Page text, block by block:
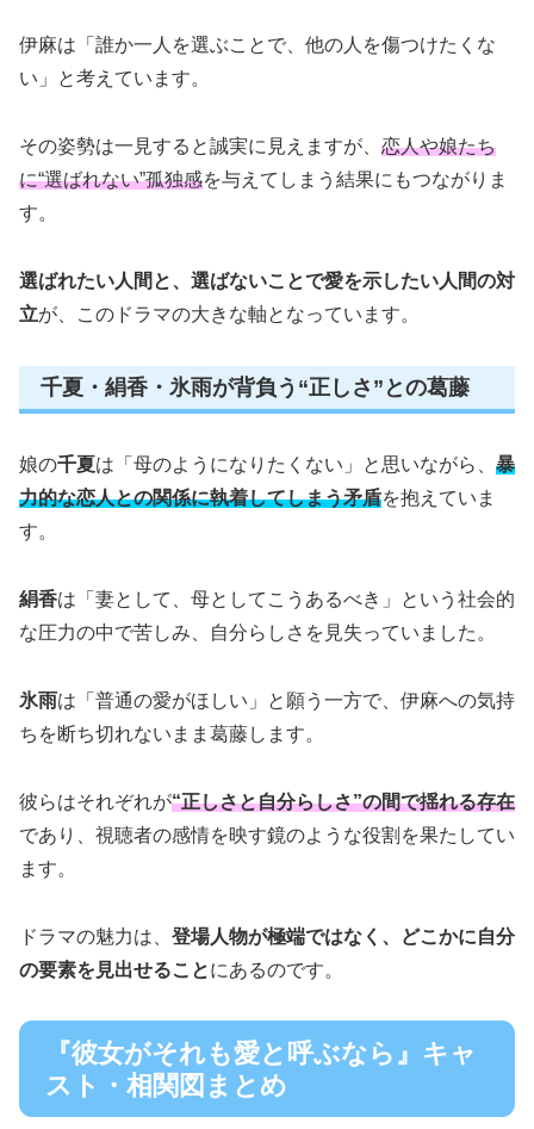
伊麻は「誰か一人を選ぶことで、他の人を傷つけたくな
い」と考えています。
その姿勢は一見すると誠実に見えますが、 恋人や娘たち
に“選ばれない”孤独感を与えてしまう結果にもつながりま
す。
選ばれたい人間と、選ばないことで愛を示したい人間の対
立が、このドラマの大きな軸となっています。
千夏・絹香・氷雨が背負う“正しさ”との葛藤
娘の千夏は「母のようになりたくない」と思いながら、 暴
力的な恋人との関係に執着してしまう矛盾を抱えていま
す。
絹香は「妻として、母としてこうあるべき」という社会的
な圧力の中で苦しみ、自分らしさを見失っていました。
氷雨は「普通の愛がほしい」と願う一方で、伊麻への気持
ちを断ち切れないまま葛藤します。
彼らはそれぞれが“正しさと自分らしさ”の間で揺れる存在
であり、視聴者の感情を映す鏡のような役割を果たしてい
ます。
ドラマの魅力は、 登場人物が極端ではなく、どこかに自分
の要素を見出せることにあるのです。
『彼女がそれも愛と呼ぶなら』キャ
スト・相関図まとめ